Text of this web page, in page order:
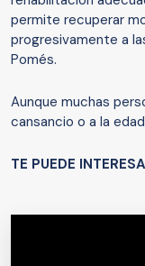
permite recuperar
progresivamente a
Pomés.
Aunque muchas
cansancio o a la
TE PUEDE